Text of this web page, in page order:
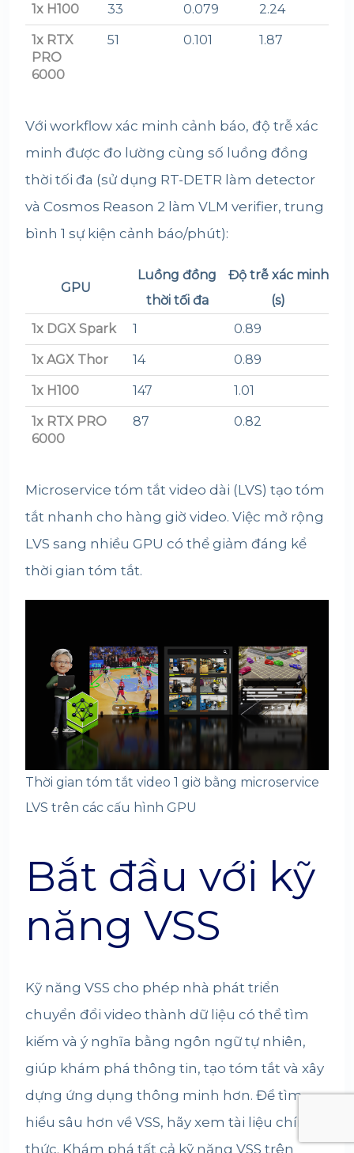
1x H100 33 0.079 2.24
1x RTX
PRO
6000
51 0.101 1.87
Với workflow xác minh cảnh báo, độ trễ xác
minh được đo lường cùng số luồng đồng
thời tối đa (sử dụng RT-DETR làm detector
và Cosmos Reason 2 làm VLM verifier, trung
bình 1 sự kiện cảnh báo/phút):
GPU
Luồng đồng
thời tối đa
Độ trễ xác minh
(s)
1x DGX Spark
1 0.89
1x AGX Thor 14 0.89
1x H100 147 1.01
1x RTX PRO
6000
87 0.82
Microservice tóm tắt video dài (LVS) tạo tóm
tắt nhanh cho hàng giờ video. Việc mở rộng
LVS sang nhiều GPU có thể giảm đáng kể
thời gian tóm tắt.
Thời gian tóm tắt video 1 giờ bằng microservice
LVS trên các cấu hình GPU
Bắt đầu với kỹ
năng VSS
Kỹ năng VSS cho phép nhà phát triển
chuyển đổi video thành dữ liệu có thể tìm
kiếm và ý nghĩa bằng ngôn ngữ tự nhiên,
giúp khám phá thông tin, tạo tóm tắt và xây
dựng ứng dụng thông minh hơn. Để tìm
hiểu sâu hơn về VSS, hãy xem tài liệu chính
thức. Khám phá tất cả kỹ năng VSS trên